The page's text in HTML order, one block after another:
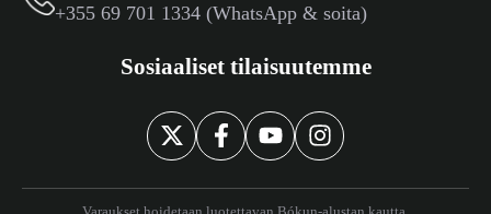
+355 69 701 1334 (WhatsApp & soita)
Sosiaaliset tilaisuutemme
Varaukset hoidetaan luotettavan Bókun-alustan kautta.